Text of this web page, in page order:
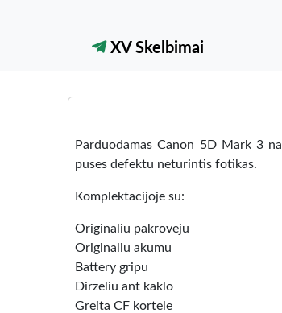
XV Skelbimai
Parduodamas Canon 5D Mark 3
puses defektu neturintis fotikas.
Komplektacijoje su:
Originaliu pakroveju
Originaliu akumu
Battery gripu
Dirzeliu ant kaklo
Greita CF kortele